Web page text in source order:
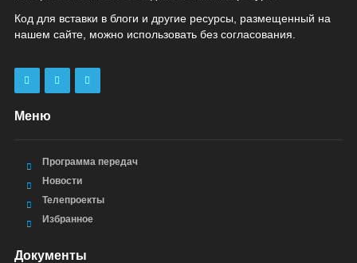
Код для вставки в блоги и другие ресурсы, размещенный на
нашем сайте, можно использовать без согласования.
Меню
Программа передач
Новости
Телепроекты
Избранное
Документы